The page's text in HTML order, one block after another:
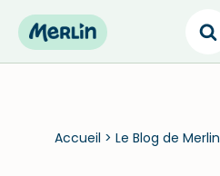
Skip
Accueil > Le Blog de Merlin